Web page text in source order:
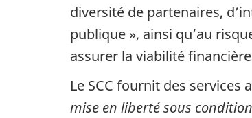
diversité de partenaires,
publique », ainsi qu’au
assurer la viabilité
Le SCC fournit des
mise en liberté sous condition